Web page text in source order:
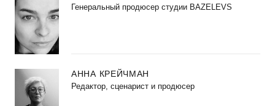
Генеральный продюсер студии BAZELEVS
АННА КРЕЙЧМАН
Редактор, сценарист и продюсер